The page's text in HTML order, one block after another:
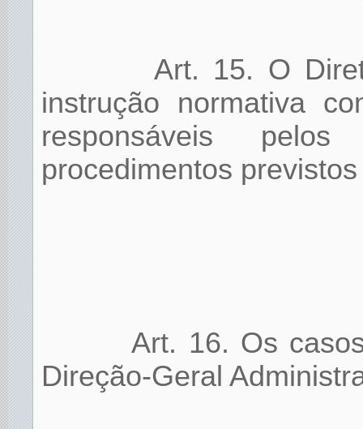
Art. 15. O
instrução normativa
responsáveis
procedimentos
Art. 16. Os
Direção-Geral